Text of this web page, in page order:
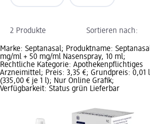
2 Produkte Sortieren nach:
Marke: Septanasal; Produktname:
mg/ml + 50 mg/ml Nasenspray, 10 ml;
Rechtliche Kategorie: Apothekenpflichtiges
Arzneimittel; Preis: 3,35 €; Grundpreis: 0,01 l
(335,00 € je 1 l); Nur Online Grafik;
Verfügbarkeit: Status grün Lieferbar